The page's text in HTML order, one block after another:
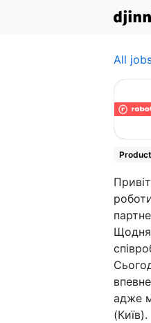
All
Product
Щодня
адже
(Київ).